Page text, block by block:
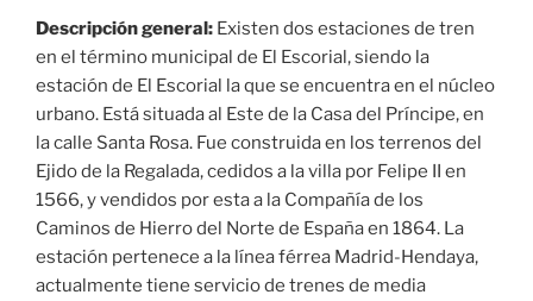
Descripción general: Existen dos estaciones de tren
en el término municipal de El Escorial, siendo la
estación de El Escorial la que se encuentra en el núcleo
urbano. Está situada al Este de la Casa del Príncipe, en
la calle Santa Rosa. Fue construida en los terrenos del
Ejido de la Regalada, cedidos a la villa por Felipe II en
1566, y vendidos por esta a la Compañía de los
Caminos de Hierro del Norte de España en 1864. La
estación pertenece a la línea férrea Madrid-Hendaya,
actualmente tiene servicio de trenes de media